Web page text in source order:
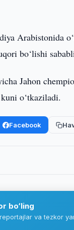
Arabistonida
bo‘lishi
Jahon
o‘tkaziladi.
Facebook
bo‘ling
va tezkor